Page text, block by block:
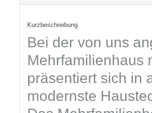
Kurzbeschreibung
Bei der von uns
Mehrfamilienhaus
präsentiert sich in
modernste